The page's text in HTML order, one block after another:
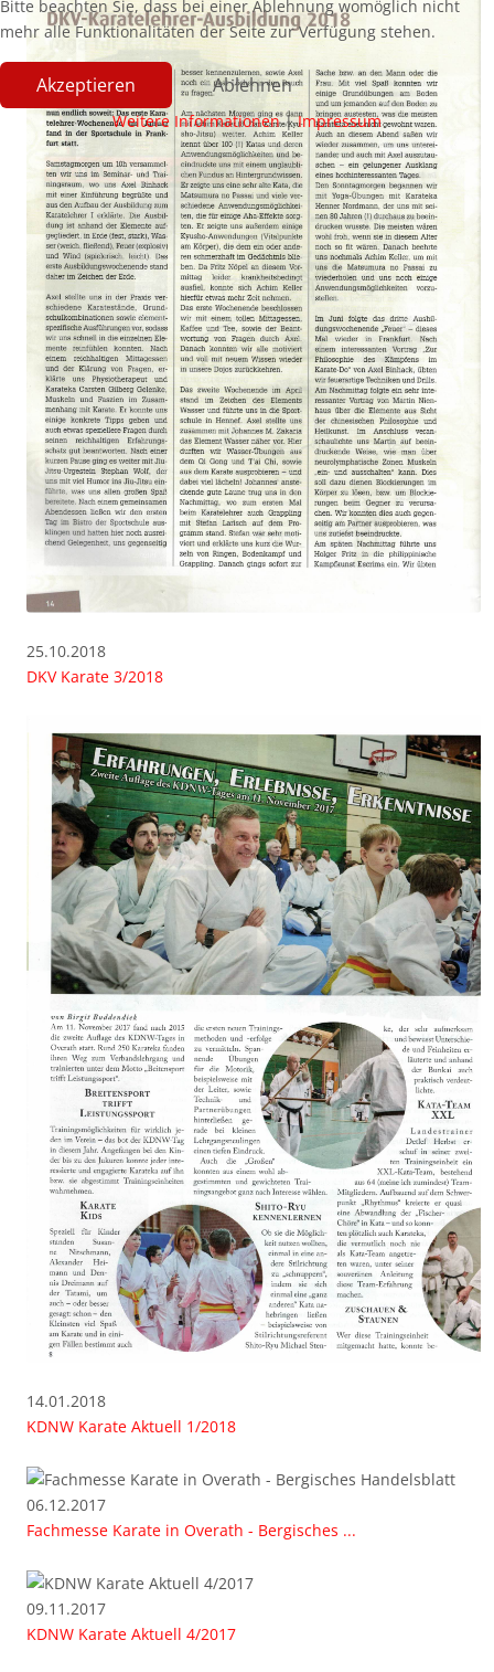
25.10.2018
DKV Karate 3/2018
14.01.2018
KDNW Karate Aktuell 1/2018
06.12.2017
Fachmesse Karate in Overath - Bergisches ...
09.11.2017
KDNW Karate Aktuell 4/2017
Bitte beachten Sie, dass bei einer Ablehnung womöglich nicht
mehr alle Funktionalitäten der Seite zur Verfügung stehen.
Akzeptieren Ablehnen
Weitere Informationen|Impressum